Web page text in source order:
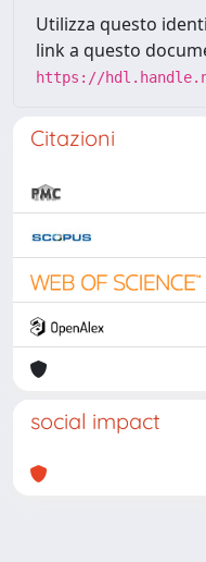
Utilizza questo
link a questo
https://
Citazioni
social impact